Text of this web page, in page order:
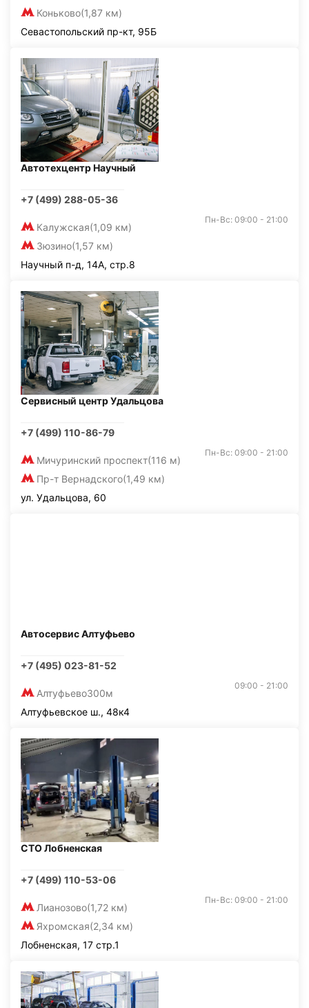
Коньково(1,87 км)
Севастопольский пр-кт, 95Б
Автотехцентр Научный
+7 (499) 288-05-36
Калужская(1,09 км)
Зюзино(1,57 км)
Пн-Вс: 09:00 - 21:00
Научный п-д, 14А, стр.8
Сервисный центр Удальцова
+7 (499) 110-86-79
Мичуринский проспект(116 м)
Пр-т Вернадского(1,49 км)
Пн-Вс: 09:00 - 21:00
ул. Удальцова, 60
Автосервис Алтуфьево
+7 (495) 023-81-52
Алтуфьево300м
09:00 - 21:00
Алтуфьевское ш., 48к4
СТО Лобненская
+7 (499) 110-53-06
Лианозово(1,72 км)
Яхромская(2,34 км)
Пн-Вс: 09:00 - 21:00
Лобненская, 17 стр.1